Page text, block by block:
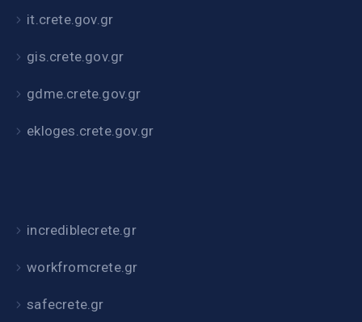
it.crete.gov.gr
gis.crete.gov.gr
gdme.crete.gov.gr
ekloges.crete.gov.gr
incrediblecrete.gr
workfromcrete.gr
safecrete.gr